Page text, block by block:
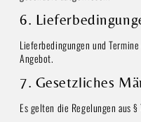
6.
Lieferbedingungen und
Angebot.
7. Gesetzliches
Es gelten die Regelungen aus §